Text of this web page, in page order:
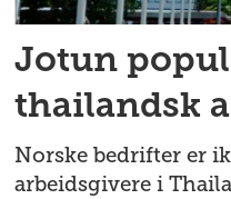
Jotun
thailandsk
Norske bedrifter er
arbeidsgivere i